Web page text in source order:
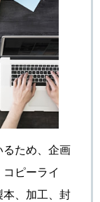
ため、企画
ピーライ
本、加工、封